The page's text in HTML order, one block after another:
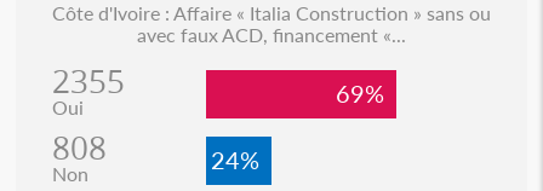
Côte d'Ivoire : Affaire « Italia Construction » sans ou
avec faux ACD, financement «...
2355
Oui 69%
808
Non 24%